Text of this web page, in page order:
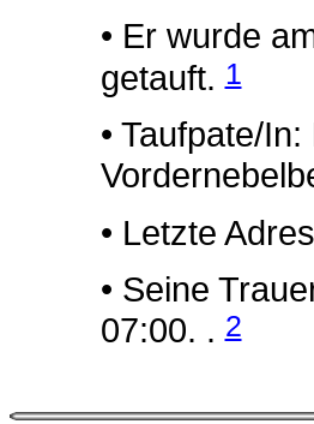
• Er wurde
getauft.1
• Taufpate/
• Letzte
• Seine
07:00. .2